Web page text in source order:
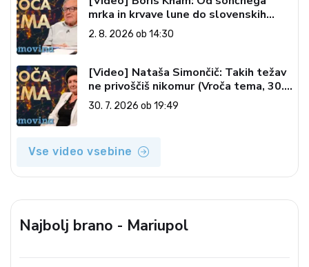
mrka in krvave lune do slovenskih
pečatov v vesolju (Vroča tema, 2. 8.
2026)
2. 8. 2026 ob 14:30
[Video] Nataša Simončič: Takih težav
ne privoščiš nikomur (Vroča tema, 30.
7. 2026)
30. 7. 2026 ob 19:49
Vse video vsebine
Najbolj brano - Mariupol